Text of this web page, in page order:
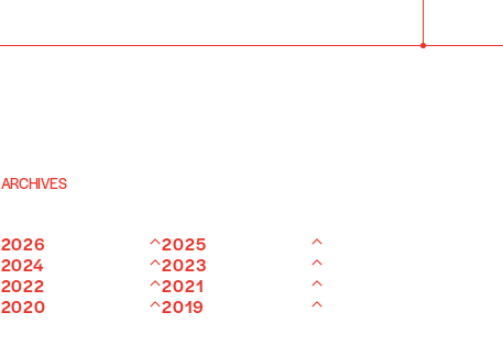
ARCHIVES
2026
2025
2024
2023
2022
2021
2020
2019